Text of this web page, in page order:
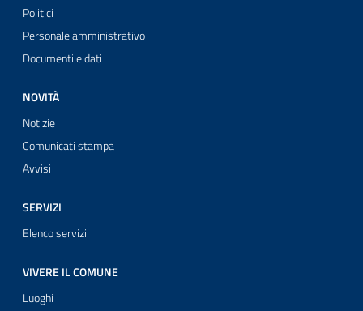
Politici
Personale amministrativo
Documenti e dati
NOVITÀ
Notizie
Comunicati stampa
Avvisi
SERVIZI
Elenco servizi
VIVERE IL COMUNE
Luoghi